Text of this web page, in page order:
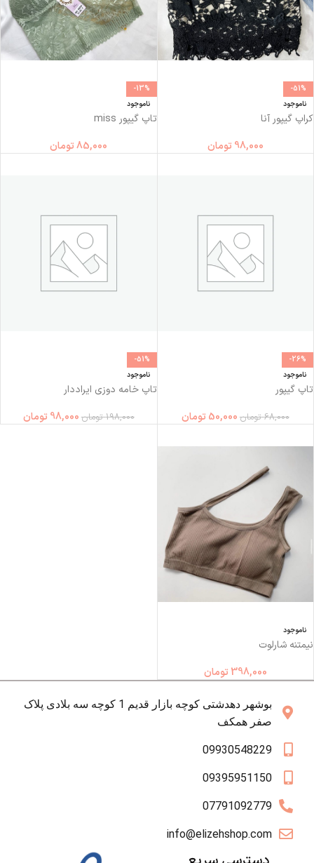
-51%
ناموجود
کراپ گیپور آنا
98,000 تومان
-13%
ناموجود
تاپ گیپور miss
85,000 تومان
-26%
ناموجود
تاپ گيپور
68,000 تومان 50,000 تومان
-51%
ناموجود
تاپ خامه دوزی ایراددار
198,000 تومان 98,000 تومان
ناموجود
نیمتنه شارلوت
398,000 تومان
بوشهر دهدشتی کوچه بازار قدیم 1 کوچه سه بلادی پلاک
صفر همکف
09930548229
09395951150
07791092779
info@elizehshop.com